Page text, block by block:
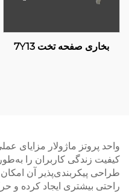
بخاری صفحه تخت 7Y13
واحد پروتز ماژولار مزایای
کیفیت زندگی کاربران را
طراحی پیکربندی‌پذیر آن
راحتی بیشتری ایجاد کرده و